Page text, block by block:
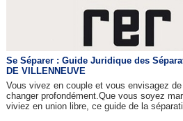
Se Séparer : Guide Juridique des
DE VILLENNEUVE
Vous vivez en couple et vous envisagez
changer profondément.Que vous soyez
viviez en union libre, ce guide de la